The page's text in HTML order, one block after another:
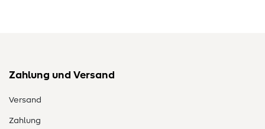
Zahlung und Versand
Versand
Zahlung